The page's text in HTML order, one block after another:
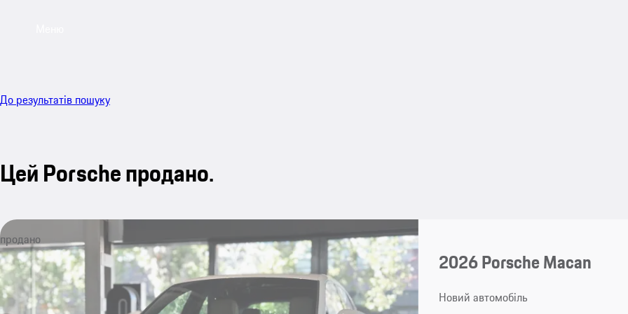
До результатів пошуку
Цей Porsche продано.
продано
2026 Porsche Macan
Новий автомобіль